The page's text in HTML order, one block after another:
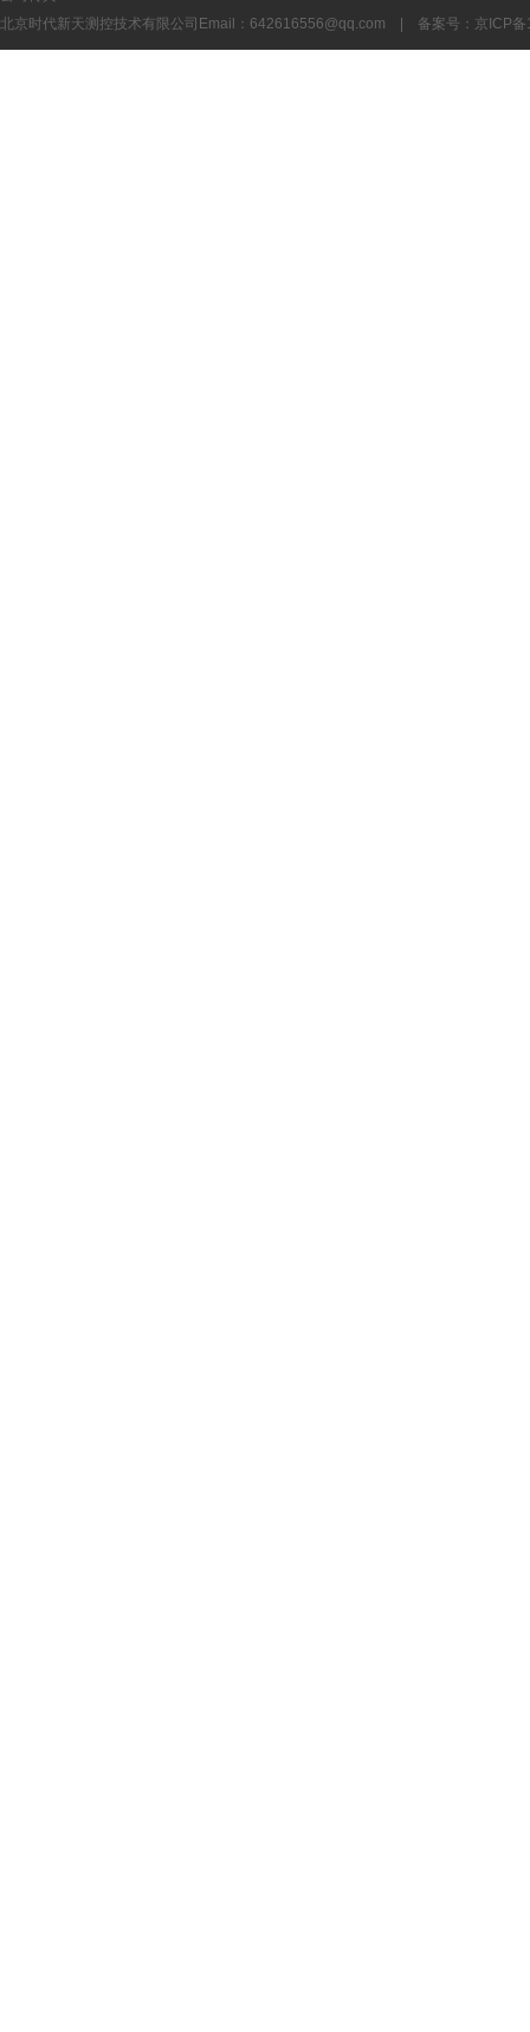
北京时代新天测控技术有限公司Email： 642616556@qq.com | 备案号： 京ICP